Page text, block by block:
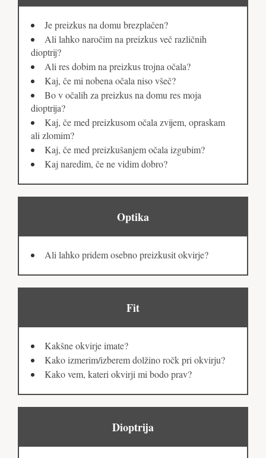
Je preizkus na domu brezplačen?
Ali lahko naročim na preizkus več različnih
dioptrij?
Ali res dobim na preizkus trojna očala?
Kaj, če mi nobena očala niso všeč?
Bo v očalih za preizkus na domu res moja
dioptrija?
Kaj, če med preizkusom očala zvijem, opraskam
ali zlomim?
Kaj, če med preizkušanjem očala izgubim?
Kaj naredim, če ne vidim dobro?
Optika
Ali lahko pridem osebno preizkusit okvirje?
Fit
Kakšne okvirje imate?
Kako izmerim/izberem dolžino ročk pri okvirju?
Kako vem, kateri okvirji mi bodo prav?
Dioptrija